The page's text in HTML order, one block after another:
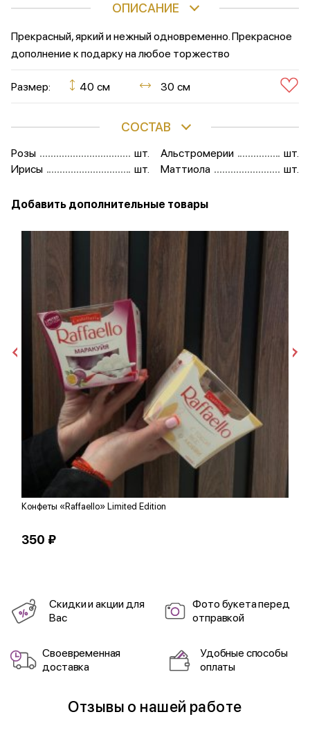
ОПИСАНИЕ
Прекрасный, яркий и нежный одновременно. Прекрасное
дополнение к подарку на любое торжество
Размер: 40 см 30 см
СОСТАВ
Розы
шт.
Ирисы
шт.
Альстромерии
шт.
Маттиола
шт.
Добавить дополнительные товары
Конфеты «Raffaello» Limited Edition
350 ₽
Скидки и акции для
Вас
Фото букета перед
отправкой
Своевременная
доставка
Удобные способы
оплаты
Отзывы о нашей работе